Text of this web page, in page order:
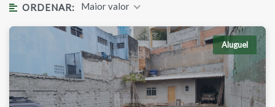
ORDENAR: Maior valor
Aluguel